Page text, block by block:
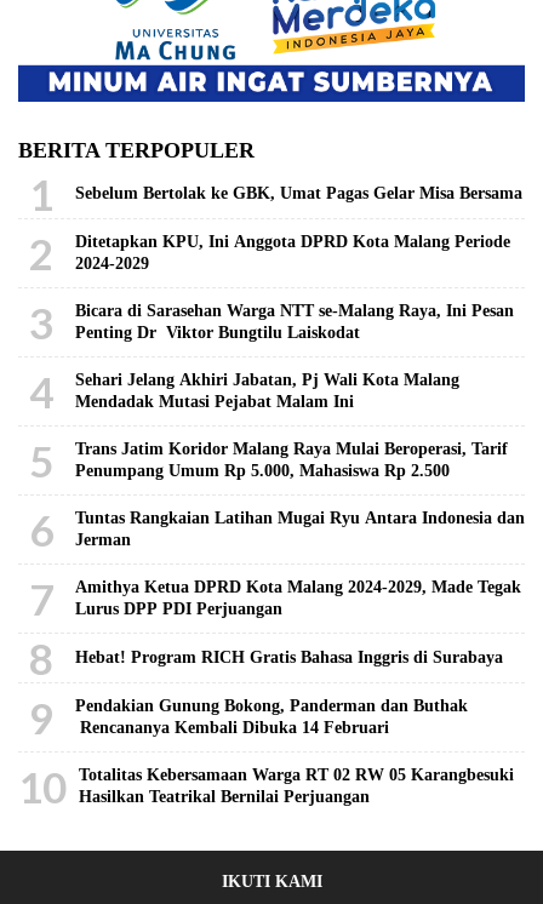
BERITA TERPOPULER
1 Sebelum Bertolak ke GBK, Umat Pagas Gelar Misa Bersama
2
Ditetapkan KPU, Ini Anggota DPRD Kota Malang Periode
2024-2029
3
Bicara di Sarasehan Warga NTT se-Malang Raya, Ini Pesan
Penting Dr Viktor Bungtilu Laiskodat
4
Sehari Jelang Akhiri Jabatan, Pj Wali Kota Malang
Mendadak Mutasi Pejabat Malam Ini
5
Trans Jatim Koridor Malang Raya Mulai Beroperasi, Tarif
Penumpang Umum Rp 5.000, Mahasiswa Rp 2.500
6
Tuntas Rangkaian Latihan Mugai Ryu Antara Indonesia dan
Jerman
7
Amithya Ketua DPRD Kota Malang 2024-2029, Made Tegak
Lurus DPP PDI Perjuangan
8 Hebat! Program RICH Gratis Bahasa Inggris di Surabaya
9
Pendakian Gunung Bokong, Panderman dan Buthak
Rencananya Kembali Dibuka 14 Februari
10
Totalitas Kebersamaan Warga RT 02 RW 05 Karangbesuki
Hasilkan Teatrikal Bernilai Perjuangan
IKUTI KAMI